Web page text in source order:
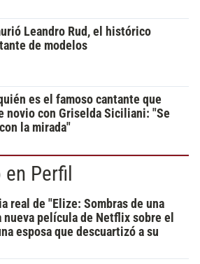
Leandro Rud, el histórico
de modelos
es el famoso cantante que
novio con Griselda Siciliani: "Se
la mirada"
Perfil
real de "Elize: Sombras de una
nueva película de Netflix sobre el
esposa que descuartizó a su